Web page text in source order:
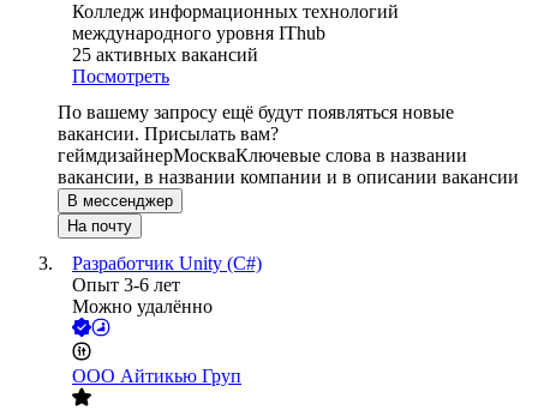
Колледж информационных технологий
международного уровня IThub
25 активных вакансий
Посмотреть
По вашему запросу ещё будут появляться новые
вакансии. Присылать вам?
геймдизайнерМоскваКлючевые слова в названии
вакансии, в названии компании и в описании вакансии
В мессенджер
На почту
Разработчик Unity (C#)
Опыт 3-6 лет
Можно удалённо
ООО Айтикью Груп